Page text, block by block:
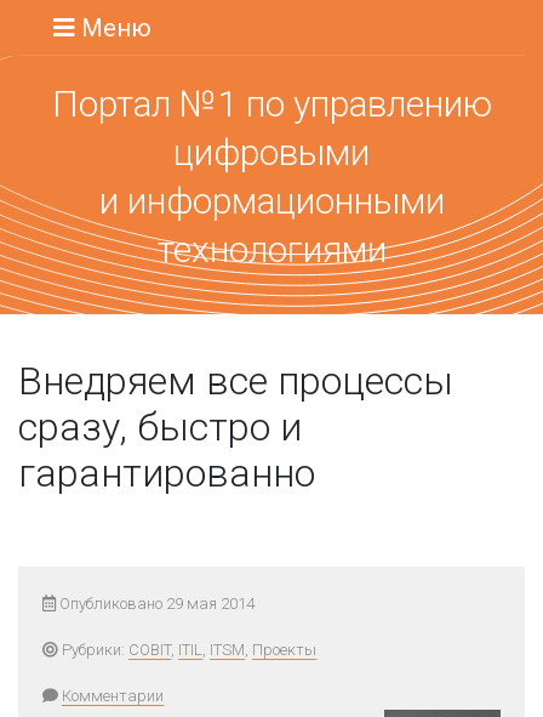
Меню
Портал №1 по управлению
цифровыми
и информационными
технологиями
Внедряем все процессы
сразу, быстро и
гарантированно
Опубликовано 29 мая 2014
Рубрики: COBIT, ITIL, ITSM, Проекты
Комментарии